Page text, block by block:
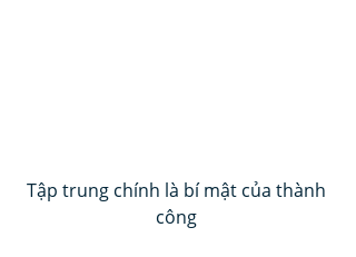
Tập trung chính là bí mật của thành
công